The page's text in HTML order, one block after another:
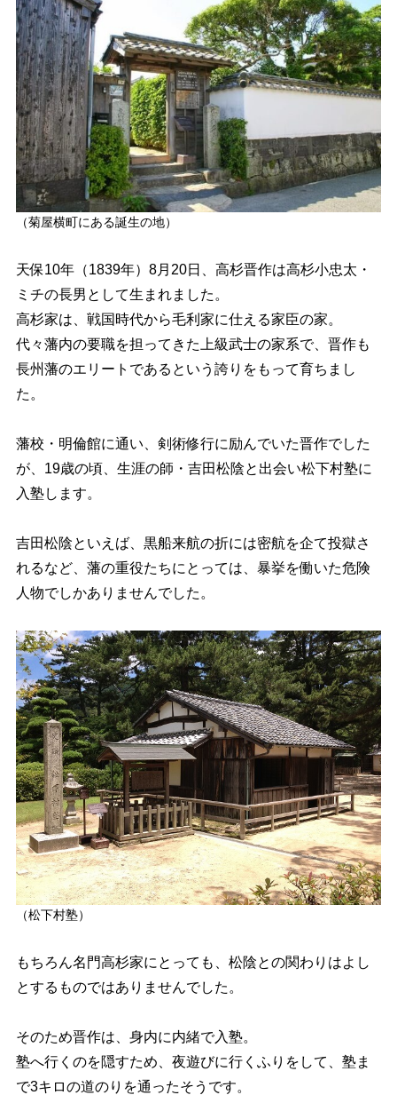
（菊屋横町にある誕生の地）
天保10年（1839年）8月20日、高杉晋作は高杉小忠太・
ミチの長男として生まれました。
高杉家は、戦国時代から毛利家に仕える家臣の家。
代々藩内の要職を担ってきた上級武士の家系で、晋作も
長州藩のエリートであるという誇りをもって育ちまし
た。
藩校・明倫館に通い、剣術修行に励んでいた晋作でした
が、 19歳の頃、生涯の師・ 吉田松陰と出会い松下村塾に
入塾します。
吉田松陰といえば、黒船来航の折には密航を企て投獄さ
れるなど、藩の重役たちにとっては、暴挙を働いた危険
人物でしかありませんでした。
（松下村塾）
もちろん名門高杉家にとっても、松陰との関わりはよし
とするものではありませんでした。
そのため晋作は、身内に内緒で入塾。
塾へ行くのを隠すため、夜遊びに行くふりをして、塾ま
で3キロの道のりを通ったそうです。